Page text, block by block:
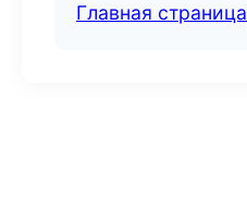
Главная страница